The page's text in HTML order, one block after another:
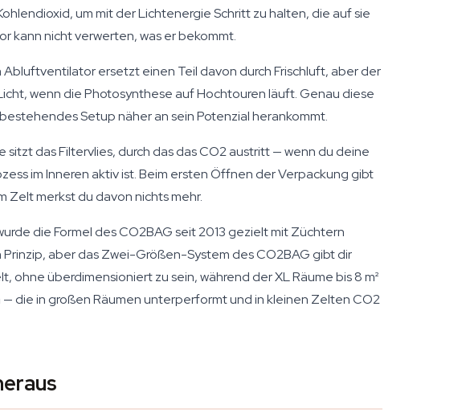
um mit der Lichtenergie Schritt zu halten, die auf sie
kann nicht verwerten, was er bekommt.
ersetzt einen Teil davon durch Frischluft, aber der
wenn die Photosynthese auf Hochtouren läuft. Genau diese
Setup näher an sein Potenzial herankommt.
das Filtervlies, durch das das CO2 austritt — wenn du deine
im Inneren aktiv ist. Beim ersten Öffnen der Verpackung gibt
Zelt merkst du davon nichts mehr.
die Formel des CO2BAG seit 2013 gezielt mit Züchtern
aber das Zwei-Größen-System des CO2BAG gibt dir
überdimensioniert zu sein, während der XL Räume bis 8 m²
die in großen Räumen unterperformt und in kleinen Zelten CO2